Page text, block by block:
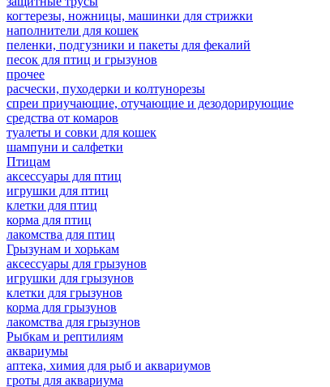
когтерезы, ножницы, машинки для стрижки
наполнители для кошек
пеленки, подгузники и пакеты для фекалий
песок для птиц и грызунов
прочее
расчески, пуходерки и колтунорезы
спреи приучающие, отучающие и дезодорирующие
средства от комаров
туалеты и совки для кошек
шампуни и салфетки
Птицам
аксессуары для птиц
игрушки для птиц
клетки для птиц
корма для птиц
лакомства для птиц
Грызунам и хорькам
аксессуары для грызунов
игрушки для грызунов
клетки для грызунов
корма для грызунов
лакомства для грызунов
Рыбкам и рептилиям
аквариумы
аптека, химия для рыб и аквариумов
гроты для аквариума